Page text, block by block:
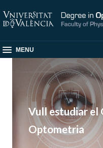
MENU
Vull estudiar el
Optometria